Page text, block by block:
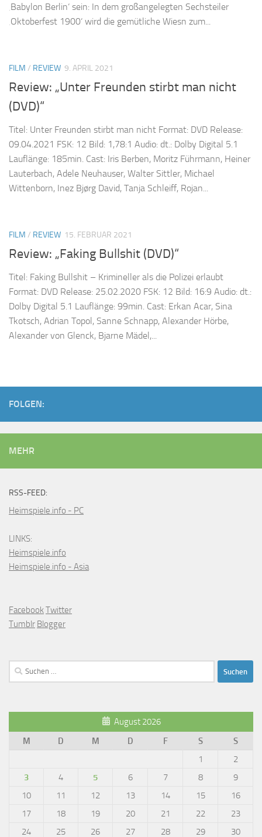
‚Babylon Berlin‘ sein: In dem großangelegten Sechsteiler
‚Oktoberfest 1900‘ wird die gemütliche Wiesn zum...
FILM / REVIEW 9. APRIL 2021
Review: „Unter Freunden stirbt man nicht
(DVD)“
Titel: Unter Freunden stirbt man nicht Format: DVD Release:
09.04.2021 FSK: 12 Bild: 1,78:1 Audio: dt.: Dolby Digital 5.1
Lauflänge: 185min. Cast: Iris Berben, Moritz Führmann, Heiner
Lauterbach, Adele Neuhauser, Walter Sittler, Michael
Wittenborn, Inez Bjørg David, Tanja Schleiff, Rojan...
FILM / REVIEW 15. FEBRUAR 2021
Review: „Faking Bullshit (DVD)“
Titel: Faking Bullshit – Krimineller als die Polizei erlaubt
Format: DVD Release: 25.02.2020 FSK: 12 Bild: 16:9 Audio: dt.:
Dolby Digital 5.1 Lauflänge: 99min. Cast: Erkan Acar, Sina
Tkotsch, Adrian Topol, Sanne Schnapp, Alexander Hörbe,
Alexander von Glenck, Bjarne Mädel,...
FOLGEN:
MEHR
RSS-FEED:
Heimspiele.info - PC
LINKS:
Heimspiele.info
Heimspiele.info - Asia
FacebookTwitter
Tumblr Blogger
Suchen
nach:
August 2026
M
D M D F S
S
1
2
3
4 5 6 7 8
9
10
11 12 13 14 15
16
17
18 19 20 21 22
23
24
25 26 27 28 29 30